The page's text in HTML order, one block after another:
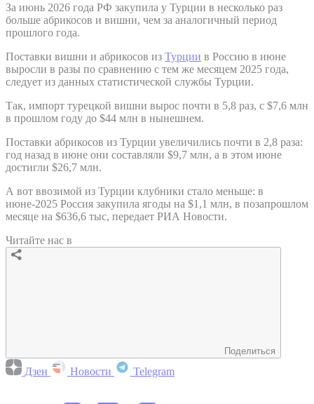
За июнь 2026 года РФ закупила у Турции в несколько раз
больше абрикосов и вишни, чем за аналогичный период
прошлого года.
Поставки вишни и абрикосов из Турции в Россию в июне
выросли в разы по сравнению с тем же месяцем 2025 года,
следует из данных статистической службы Турции.
Так, импорт турецкой вишни вырос почти в 5,8 раз, с $7,6 млн
в прошлом году до $44 млн в нынешнем.
Поставки абрикосов из Турции увеличились почти в 2,8 раза:
год назад в июне они составляли $9,7 млн, а в этом июне
достигли $26,7 млн.
А вот ввозимой из Турции клубники стало меньше: в
июне-2025 Россия закупила ягоды на $1,1 млн, в позапрошлом
месяце на $636,6 тыс, передает РИА Новости.
Читайте нас в
Поделиться
Дзен Новости Telegram